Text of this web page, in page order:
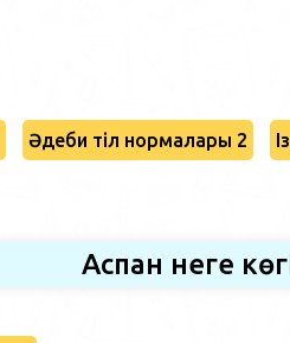
Әдеби тіл нормалары 2
Аспан неге